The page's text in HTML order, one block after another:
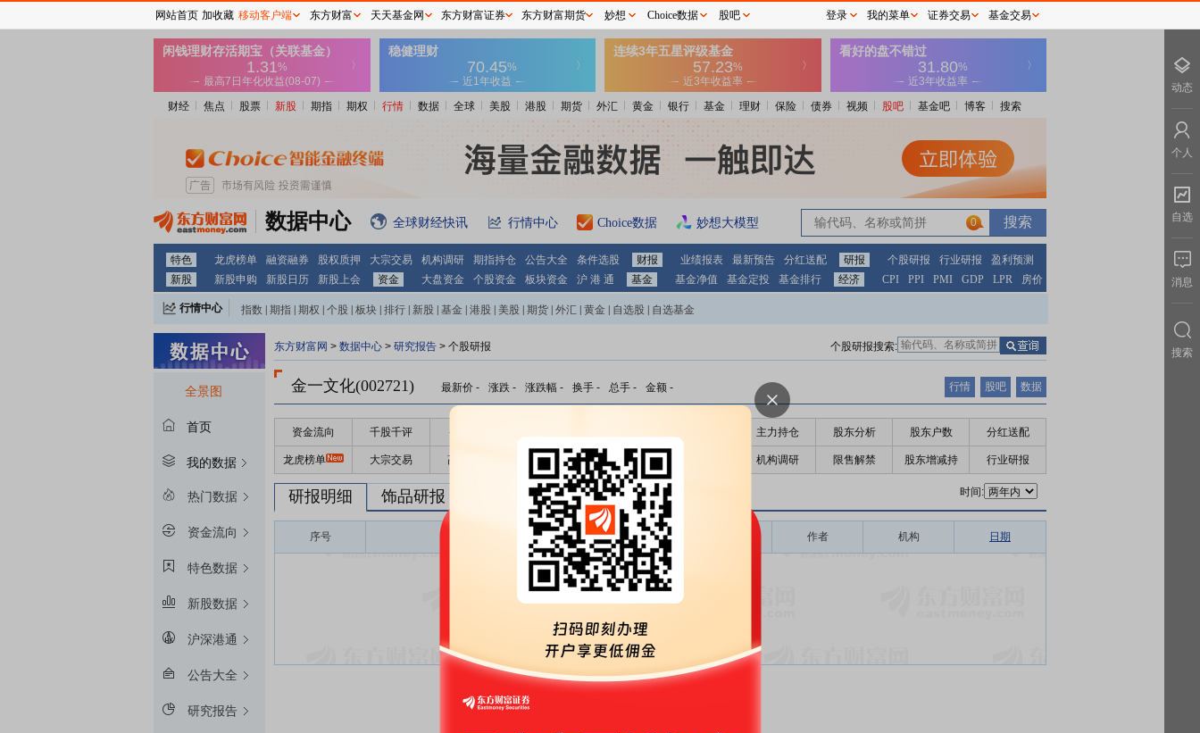
财经 焦点 股票 新股 期指 期权 行情 数据 全球 美股 港股 期货 外汇 黄金 银行 基金 理财 保险 债券 视频 股吧 基金吧 博客 搜索
数据中心 全球财经快讯 行情中心 Choice数据 妙想大模型 0
特色 龙虎榜单 融资融券 股权质押 大宗交易 机构调研 期指持仓 公告大全 条件选股 财报 业绩报表 最新预告 分红送配 研报 个股研报 行业研报
盈利预测
新股
新股申购 新股日历 新股上会 资金 大盘资金 个股资金 板块资金 沪 港 通 基金 基金净值 基金定投 基金排行 经济 CPI PPI PMI GDP LPR 房价
行情中心 指数 期指 期权 个股 板块 排行 新股 基金 港股 美股 期货 外汇 黄金 自选股 自选基金
全景图
首页
我的数据
热门数据
资金流向
特色数据
新股数据
沪深港通
公告大全
研究报告
东方财富网 > 数据中心 > 研究报告 > 个股研报 个股研报搜索:
金一文化(002721) 最新价 - 涨跌 - 涨跌幅 - 换手 - 总手 - 金额 - 行情 股吧 数据
资金流向 千股千评 公告 主力持仓 股东分析 股东户数 分红送配
龙虎榜单 大宗交易 高管持股 股东大会 个股研报 机构调研 限售解禁 股东增减持 行业研报
时间:
研报明细 饰品研报 饰品盈利预测
序号
东财
评级
作者 机构 日期
网站首页 加收藏 移动客户端 东方财富 天天基金网 东方财富证券 东方财富期货 妙想 Choice数据 股吧 登录 我的菜单 证券交易 基金交易
动态
个人
自选
消息
搜索